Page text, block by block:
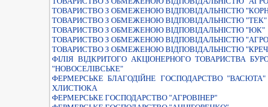
ТОВАРИСТВО З ОБМЕЖЕНОЮ ВIДПОВIДАЛЬНIСТЮ
ТОВАРИСТВО З ОБМЕЖЕНОЮ ВIДПОВIДАЛЬНIСТЮ "ТЕК"
ТОВАРИСТВО З ОБМЕЖЕНОЮ ВIДПОВIДАЛЬНIСТЮ "ЮК"
ТОВАРИСТВО З ОБМЕЖЕНОЮ ВІДПОВІДАЛЬНІСТЮ
ТОВАРИСТВО З ОБМЕЖЕНОЮ ВІДПОВІДАЛЬНІСТЮ
ФIЛIЯ ВIДКРИТОГО АКЦIОНЕРНОГО ТОВАРИСТВА
"НОВОСЕЛIВСЬКЕ"
ФЕРМЕРСЬКЕ БЛАГОДІЙНЕ ГОСПОДАРСТВО
ХЛИСТЮКА
ФЕРМЕРСЬКЕ ГОСПОДАРСТВО "АГРОВIНЕР"